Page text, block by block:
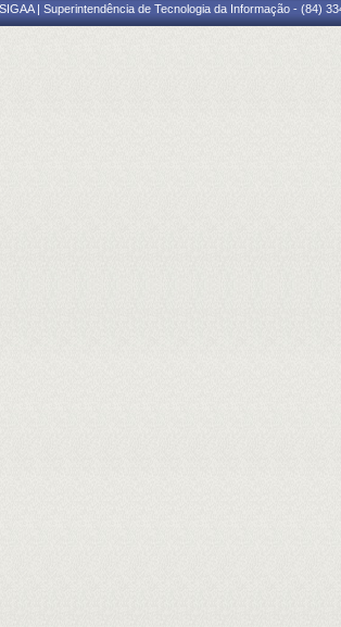
SIGAA | Superintendência de Tecnologia da Informação - (84)